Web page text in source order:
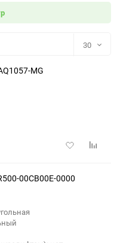
30
150
MG
Добавить
00CB00E-0000